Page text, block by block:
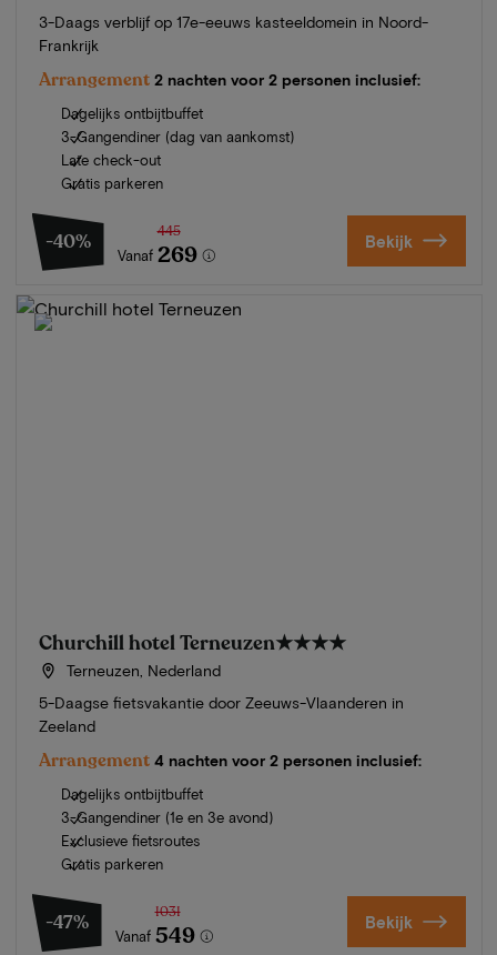
3-Daags verblijf op 17e-eeuws kasteeldomein in Noord-
Frankrijk
Arrangement 2 nachten voor 2 personen inclusief:
Dagelijks ontbijtbuffet
3-Gangendiner (dag van aankomst)
Late check-out
Gratis parkeren
-40%
Vanaf
445
269 Bekijk
Churchill hotel Terneuzen★★★★
Terneuzen, Nederland
5-Daagse fietsvakantie door Zeeuws-Vlaanderen in
Zeeland
Arrangement 4 nachten voor 2 personen inclusief:
Dagelijks ontbijtbuffet
3-Gangendiner (1e en 3e avond)
Exclusieve fietsroutes
Gratis parkeren
-47%
Vanaf
1031
549 Bekijk